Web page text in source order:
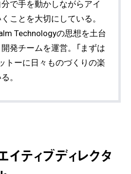
で手を動かしながらアイ
ことを大切にしている。
Technologyの思想を土台
発チームを運営。「まずは
トーに日々ものづくりの楽
。
ティブディレクタ